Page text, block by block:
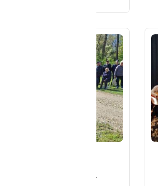
je 79 let od pobojev